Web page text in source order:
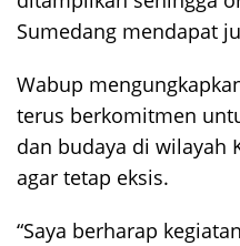
Sumedang mendapat
Wabup
terus berkomitmen
dan budaya di wilayah
agar tetap eksis.
“Saya berharap